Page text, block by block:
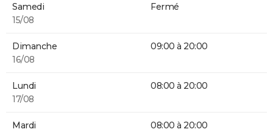
Samedi
15/08
Fermé
Dimanche
16/08
09:00 à 20:00
Lundi
17/08
08:00 à 20:00
Mardi
08:00 à 20:00